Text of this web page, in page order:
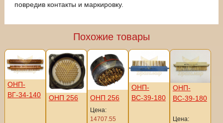
повредив контакты и маркировку.
Похожие товары
ОНП-
ВГ-34-140
ОНП 256 ОНП 256
Цена:
14707.55
ОНП-
ВС-39-180
ОНП-
ВС-39-180
Цена: